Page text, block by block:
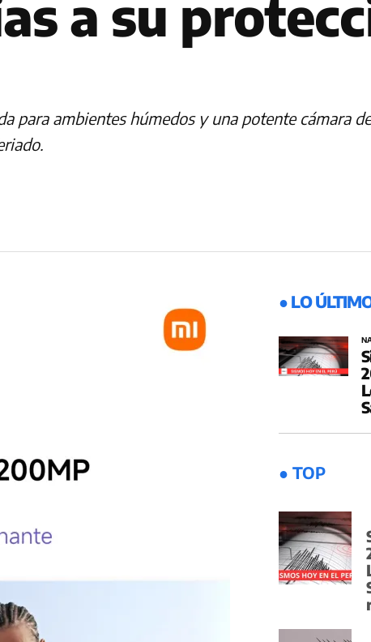
a su
para ambientes húmedos y una potente cámara
● LO
● TOP